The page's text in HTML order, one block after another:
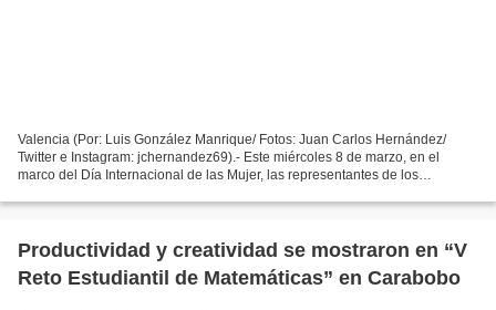
Valencia (Por: Luis González Manrique/ Fotos: Juan Carlos Hernández/
Twitter e Instagram: jchernandez69).- Este miércoles 8 de marzo, en el
marco del Día Internacional de las Mujer, las representantes de los
Productividad y creatividad se mostraron en “V
Reto Estudiantil de Matemáticas” en Carabobo